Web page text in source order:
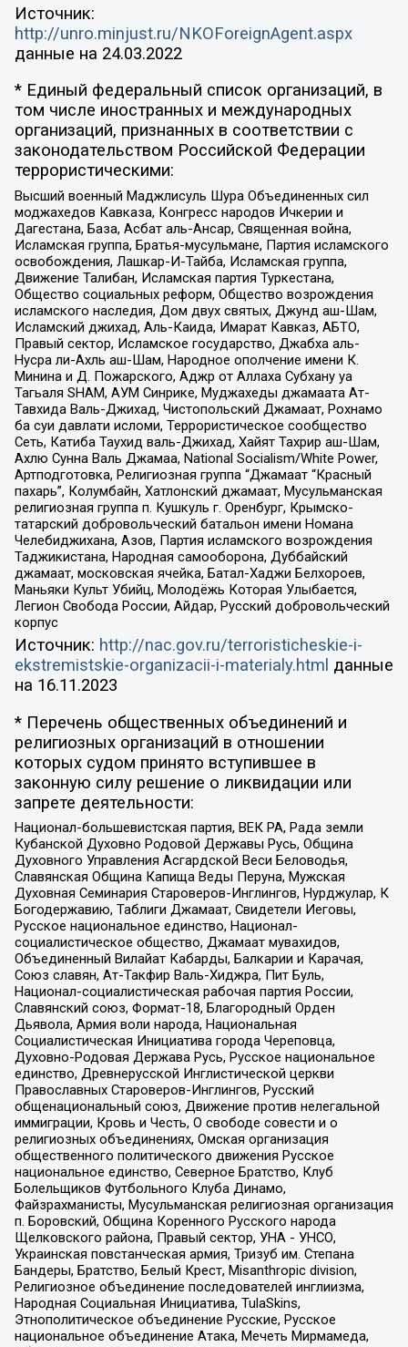
Источник:
http://unro.minjust.ru/NKOForeignAgent.aspx
данные на 24.03.2022
* Единый федеральный список организаций, в
том числе иностранных и международных
организаций, признанных в соответствии с
законодательством Российской Федерации
террористическими:
Высший военный Маджлисуль Шура Объединенных сил
моджахедов Кавказа, Конгресс народов Ичкерии и
Дагестана, База, Асбат аль-Ансар, Священная война,
Исламская группа, Братья-мусульмане, Партия исламского
освобождения, Лашкар-И-Тайба, Исламская группа,
Движение Талибан, Исламская партия Туркестана,
Общество социальных реформ, Общество возрождения
исламского наследия, Дом двух святых, Джунд аш-Шам,
Исламский джихад, Аль-Каида, Имарат Кавказ, АБТО,
Правый сектор, Исламское государство, Джабха аль-
Нусра ли-Ахль аш-Шам, Народное ополчение имени К.
Минина и Д. Пожарского, Аджр от Аллаха Субхану уа
Тагьаля SHAM, АУМ Синрике, Муджахеды джамаата Ат-
Тавхида Валь-Джихад, Чистопольский Джамаат, Рохнамо
ба суи давлати исломи, Террористическое сообщество
Сеть, Катиба Таухид валь-Джихад, Хайят Тахрир аш-Шам,
Ахлю Сунна Валь Джамаа, National Socialism/White Power,
Артподготовка, Религиозная группа “Джамаат “Красный
пахарь”, Колумбайн, Хатлонский джамаат, Мусульманская
религиозная группа п. Кушкуль г. Оренбург, Крымско-
татарский добровольческий батальон имени Номана
Челебиджихана, Азов, Партия исламского возрождения
Таджикистана, Народная самооборона, Дуббайский
джамаат, московская ячейка, Батал-Хаджи Белхороев,
Маньяки Культ Убийц, Молодёжь Которая Улыбается,
Легион Свобода России, Айдар, Русский добровольческий
корпус
Источник: http://nac.gov.ru/terroristicheskie-i-
ekstremistskie-organizacii-i-materialy.html данные
на 16.11.2023
* Перечень общественных объединений и
религиозных организаций в отношении
которых судом принято вступившее в
законную силу решение о ликвидации или
запрете деятельности:
Национал-большевистская партия, ВЕК РА, Рада земли
Кубанской Духовно Родовой Державы Русь, Община
Духовного Управления Асгардской Веси Беловодья,
Славянская Община Капища Веды Перуна, Мужская
Духовная Семинария Староверов-Инглингов, Нурджулар, К
Богодержавию, Таблиги Джамаат, Свидетели Иеговы,
Русское национальное единство, Национал-
социалистическое общество, Джамаат мувахидов,
Объединенный Вилайат Кабарды, Балкарии и Карачая,
Союз славян, Ат-Такфир Валь-Хиджра, Пит Буль,
Национал-социалистическая рабочая партия России,
Славянский союз, Формат-18, Благородный Орден
Дьявола, Армия воли народа, Национальная
Социалистическая Инициатива города Череповца,
Духовно-Родовая Держава Русь, Русское национальное
единство, Древнерусской Инглистической церкви
Православных Староверов-Инглингов, Русский
общенациональный союз, Движение против нелегальной
иммиграции, Кровь и Честь, О свободе совести и о
религиозных объединениях, Омская организация
общественного политического движения Русское
национальное единство, Северное Братство, Клуб
Болельщиков Футбольного Клуба Динамо,
Файзрахманисты, Мусульманская религиозная организация
п. Боровский, Община Коренного Русского народа
Щелковского района, Правый сектор, УНА - УНСО,
Украинская повстанческая армия, Тризуб им. Степана
Бандеры, Братство, Белый Крест, Misanthropic division,
Религиозное объединение последователей инглиизма,
Народная Социальная Инициатива, TulaSkins,
Этнополитическое объединение Русские, Русское
национальное объединение Атака, Мечеть Мирмамеда,